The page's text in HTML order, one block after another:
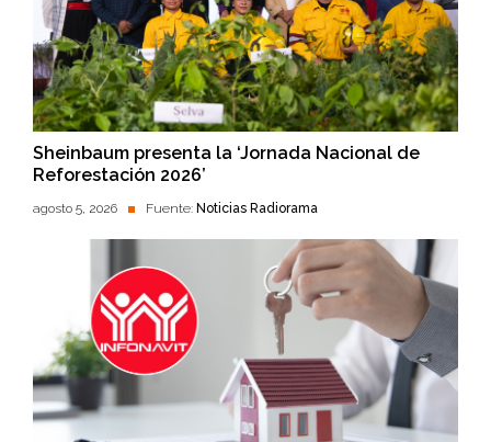
Sheinbaum presenta la ‘Jornada Nacional de
Reforestación 2026’
agosto 5, 2026 Fuente: Noticias Radiorama